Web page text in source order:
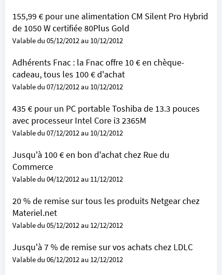
155,99 € pour une alimentation CM Silent Pro Hybrid
de 1050 W certifiée 80Plus Gold
Valable du 05/12/2012 au 10/12/2012
Adhérents Fnac : la Fnac offre 10 € en chèque-
cadeau, tous les 100 € d'achat
Valable du 07/12/2012 au 10/12/2012
435 € pour un PC portable Toshiba de 13.3 pouces
avec processeur Intel Core i3 2365M
Valable du 07/12/2012 au 10/12/2012
Jusqu'à 100 € en bon d'achat chez Rue du
Commerce
Valable du 04/12/2012 au 11/12/2012
20 % de remise sur tous les produits Netgear chez
Materiel.net
Valable du 05/12/2012 au 12/12/2012
Jusqu'à 7 % de remise sur vos achats chez LDLC
Valable du 06/12/2012 au 12/12/2012